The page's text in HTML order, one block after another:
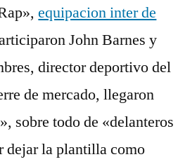
equipacion inter de
John Barnes y
director deportivo del
de mercado, llegaron
sobre todo de «delanteros
dejar la plantilla como